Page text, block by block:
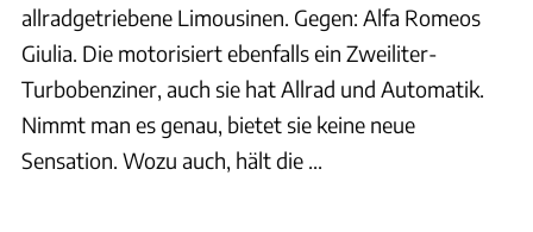
allradgetriebene Limousinen. Gegen: Alfa Romeos
Giulia. Die motorisiert ebenfalls ein Zweiliter-
Turbobenziner, auch sie hat Allrad und Automatik.
Nimmt man es genau, bietet sie keine neue
Sensation. Wozu auch, hält die ...